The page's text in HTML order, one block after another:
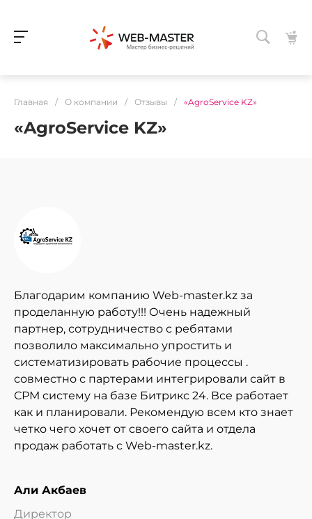
Главная / О компании / Отзывы / «AgroService KZ»
«AgroService KZ»
Благодарим компанию Web-master.kz за
проделанную работу!!! Очень надежный
партнер, сотрудничество с ребятами
позволило максимально упростить и
систематизировать рабочие процессы .
совместно с партерами интегрировали сайт в
СРМ систему на базе Битрикс 24. Все работает
как и планировали. Рекомендую всем кто знает
четко чего хочет от своего сайта и отдела
продаж работать с Web-master.kz.
Али Акбаев
Директор